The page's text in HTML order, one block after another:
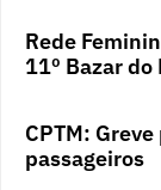
Rede
11º Bazar do
CPTM:
passageiros